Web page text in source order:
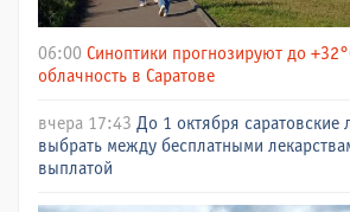
06:00 Синоптики прогнозируют до
облачность в Саратове
вчера 17:43 До 1 октября саратовские
выбрать между бесплатными
выплатой